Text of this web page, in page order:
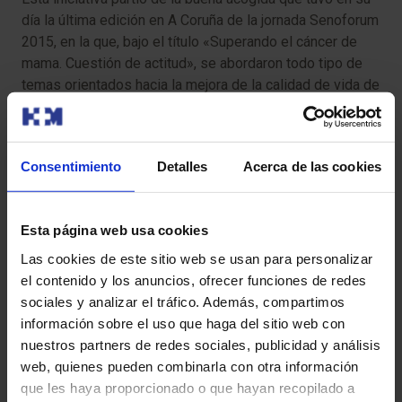
Consentimiento Detalles Acerca de las cookies
Esta página web usa cookies
Las cookies de este sitio web se usan para personalizar
el contenido y los anuncios, ofrecer funciones de redes
sociales y analizar el tráfico. Además, compartimos
información sobre el uso que haga del sitio web con
nuestros partners de redes sociales, publicidad y análisis
web, quienes pueden combinarla con otra información
que les haya proporcionado o que hayan recopilado a
día la última edición en A Coruña de la jornada Senoforum
2015, en la que, bajo el título «Superando el cáncer de
mama. Cuestión de actitud», se abordaron todo tipo de
temas orientados hacia la mejora de la calidad de vida de
los pacientes de cáncer de mama. Antes de final de año,
se celebrará una nueva edición de «Senoforum», con la
También te puede interesar